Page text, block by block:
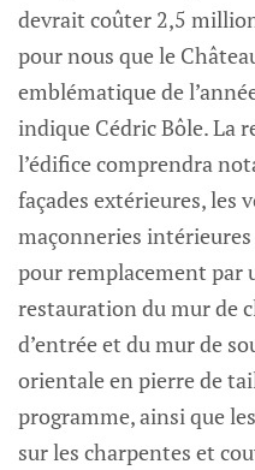
devrait coûter 2,5
pour nous que le
emblématique de
indique Cédric Bôle. La
l’édifice comprendra
façades extérieures, les
maçonneries intérieures
pour remplacement par
restauration du mur de
d’entrée et du mur de
orientale en pierre de
programme, ainsi que
sur les charpentes et